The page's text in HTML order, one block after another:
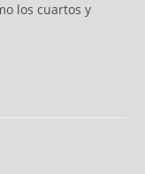
los cuartos y